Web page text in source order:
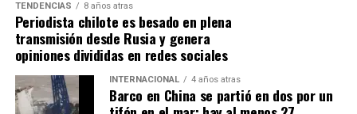
Quellón.«La salud es un derecho y no vamos a
permitir que esta situación se siga postergando»,
concluyó.
TENDENCIAS 8 años atras
Periodista chilote es besado en plena
transmisión desde Rusia y genera
opiniones divididas en redes sociales
INTERNACIONAL 4 años atras
Barco en China se partió en dos por un